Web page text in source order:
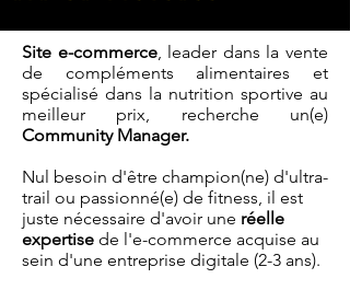
Site e-commerce, leader dans la vente
de compléments alimentaires et
spécialisé dans la nutrition sportive au
meilleur prix, recherche un(e)
Community Manager.
Nul besoin d'être champion(ne) d'ultra-
trail ou passionné(e) de fitness, il est
juste nécessaire d'avoir une réelle
expertise de l'e-commerce acquise au
sein d'une entreprise digitale (2-3 ans).